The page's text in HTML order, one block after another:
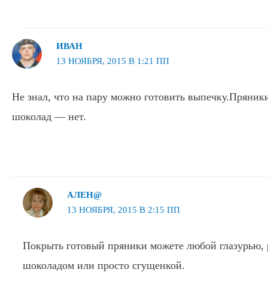
ИВАН
13 НОЯБРЯ, 2015 В 1:21 ПП
Не знал, что на пару можно готовить
шоколад — нет.
АЛЕН@
13 НОЯБРЯ, 2015 В 2:15 ПП
Покрыть готовый пряники можете любой
шоколадом или просто сгущенкой.